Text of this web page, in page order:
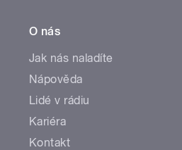
O nás
Jak nás naladíte
Nápověda
Lidé v rádiu
Kariéra
Kontakt